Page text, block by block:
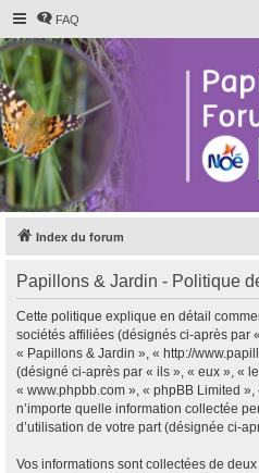
FAQ
Index du forum
Papillons & Jardin - Politique
Cette politique explique en détail
sociétés affiliées (désignés ci-après par
« Papillons & Jardin », « http://
(désigné ci-après par « ils », « eux », «
« www.phpbb.com », « phpBB Limited
n’importe quelle information collectée
d’utilisation de votre part (désignée ci-
Vos informations sont collectées de